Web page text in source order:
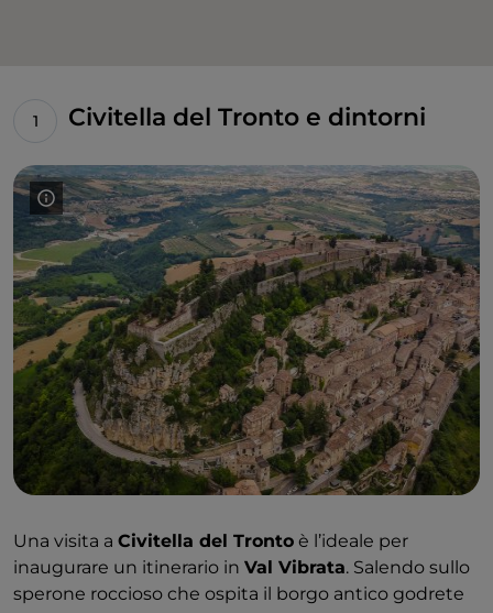
Civitella del Tronto e dintorni
Una visita a Civitella del Tronto è l’ideale per
inaugurare un itinerario in Val Vibrata. Salendo sullo
sperone roccioso che ospita il borgo antico godrete